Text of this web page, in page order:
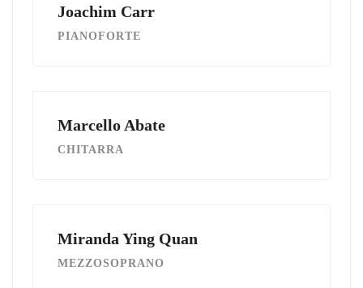
Joachim Carr
PIANOFORTE
Marcello Abate
CHITARRA
Miranda Ying Quan
MEZZOSOPRANO